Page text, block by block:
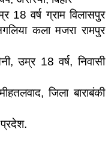
18 वर्ष ग्राम विलासपुर
कला मजरा रामपुर
उम्र 18 वर्ष, निवासी
जिला बाराबंकी
प्रदेश.